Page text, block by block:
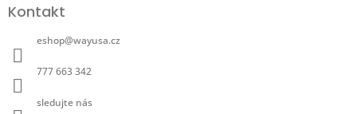
pKontakt
eshop@wayusa.cz
777 663 342
sledujte nás